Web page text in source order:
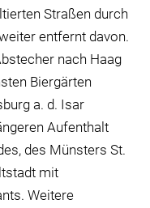
Straßen durch
entfernt davon.
nach Haag
Biergärten
a. d. Isar
Aufenthalt
des Münsters St.
mit
Weitere